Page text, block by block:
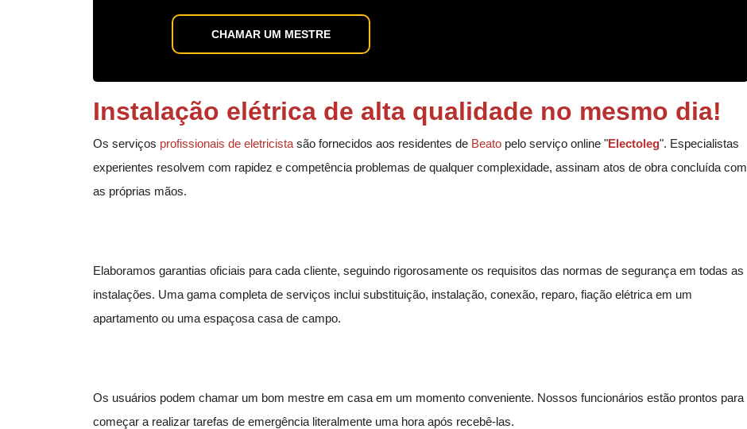
CHAMAR UM MESTRE
Instalação elétrica de alta qualidade no mesmo dia!
Os serviços profissionais de eletricista são fornecidos aos residentes de Beato pelo serviço online "Electoleg". Especialistas
experientes resolvem com rapidez e competência problemas de qualquer complexidade, assinam atos de obra concluída com
as próprias mãos.
Elaboramos garantias oficiais para cada cliente, seguindo rigorosamente os requisitos das normas de segurança em todas as
instalações. Uma gama completa de serviços inclui substituição, instalação, conexão, reparo, fiação elétrica em um
apartamento ou uma espaçosa casa de campo.
Os usuários podem chamar um bom mestre em casa em um momento conveniente. Nossos funcionários estão prontos para
começar a realizar tarefas de emergência literalmente uma hora após recebê-las.